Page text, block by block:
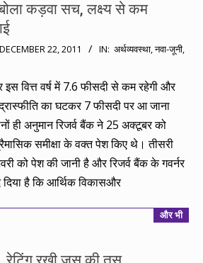
बोला कड़वा सच, लक्ष्य से कम
DECEMBER 22, 2011 IN: अर्थव्यवस्था,नवा-जूनी,
वित्त वर्ष में 7.6 फीसदी से कम रहेगी और
का घटकर 7 फीसदी पर आ जाना
ही अनुमान रिजर्व बैंक ने 25 अक्टूबर को
समीक्षा के वक्त पेश किए थे। तीसरी
को पेश की जानी है और रिजर्व बैंक के गवर्नर
दिया है कि आर्थिक विकासऔर
और भी